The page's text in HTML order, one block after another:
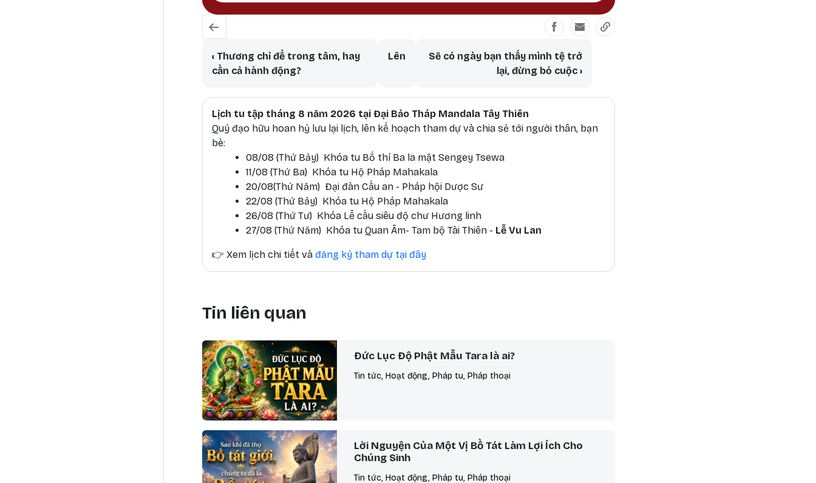
Book traversal links for Bồ Đề Tâm cho người đi làm
‹Thương chỉ để trong tâm, hay
cần cả hành động?
Lên
Sẽ có ngày bạn thấy mình tệ trở
lại, đừng bỏ cuộc ›
Lịch tu tập tháng 8 năm 2026 tại Đại Bảo Tháp Mandala Tây Thiên
Quý đạo hữu hoan hỷ lưu lại lịch, lên kế hoạch tham dự và chia sẻ tới người thân, bạn
bè:
08/08 (Thứ Bảy) Khóa tu Bố thí Ba la mật Sengey Tsewa
11/08 (Thứ Ba) Khóa tu Hộ Pháp Mahakala
20/08(Thứ Năm) Đại đàn Cầu an - Pháp hội Dược Sư
22/08 (Thứ Bảy) Khóa tu Hộ Pháp Mahakala
26/08 (Thứ Tư) Khóa Lễ cầu siêu độ chư Hương linh
27/08 (Thứ Năm) Khóa tu Quan Âm- Tam bộ Tài Thiên - Lễ Vu Lan
👉 Xem lịch chi tiết và đăng ký tham dự tại đây
Tin liên quan
Đức Lục Độ Phật Mẫu Tara là ai?
Tin tức, Hoạt động, Pháp tu, Pháp thoại
Lời Nguyện Của Một Vị Bồ Tát Làm Lợi Ích Cho
Chúng Sinh
Tin tức, Hoạt động, Pháp tu, Pháp thoại